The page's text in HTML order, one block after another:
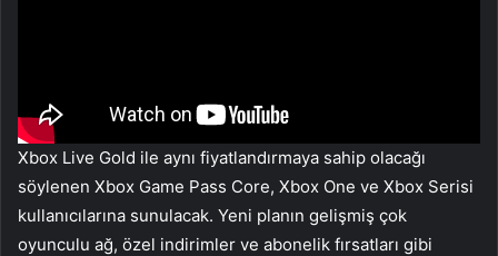
Xbox Live Gold ile aynı fiyatlandırmaya sahip olacağı
söylenen Xbox Game Pass Core, Xbox One ve Xbox Serisi
kullanıcılarına sunulacak. Yeni planın gelişmiş çok
oyunculu ağ, özel indirimler ve abonelik fırsatları gibi